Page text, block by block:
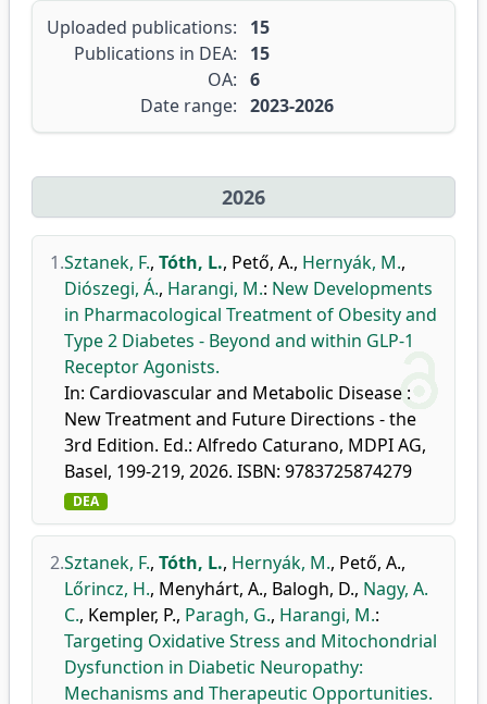
Uploaded publications:
15
Publications in DEA:
15
OA: 6
Date range: 2023-2026
2026
1.Sztanek, F., Tóth, L., Pető, A., Hernyák, M.,
Diószegi, Á., Harangi, M.: New Developments
in Pharmacological Treatment of Obesity and
Type 2 Diabetes - Beyond and within GLP-1
Receptor Agonists.
In: Cardiovascular and Metabolic Disease :
New Treatment and Future Directions - the
3rd Edition. Ed.: Alfredo Caturano, MDPI AG,
Basel, 199-219, 2026. ISBN: 9783725874279
DEA
2.Sztanek, F., Tóth, L., Hernyák, M., Pető, A.,
Lőrincz, H., Menyhárt, A., Balogh, D., Nagy, A.
C., Kempler, P., Paragh, G., Harangi, M.:
Targeting Oxidative Stress and Mitochondrial
Dysfunction in Diabetic Neuropathy:
Mechanisms and Therapeutic Opportunities.